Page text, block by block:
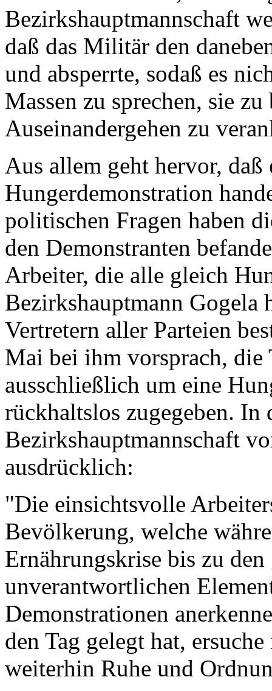
Bezirkshauptmannschaft
daß das Militär den
und absperrte, sodaß es
Massen zu sprechen, sie
Auseinandergehen zu
Aus allem geht hervor, daß
Hungerdemonstration
politischen Fragen haben
den Demonstranten
Arbeiter, die alle gleich
Bezirkshauptmann Gogela
Vertretern aller Parteien
Mai bei ihm vorsprach, die
ausschließlich um eine
rückhaltslos zugegeben. In
Bezirkshauptmannschaft
ausdrücklich:
"Die einsichtsvolle
Bevölkerung, welche
Ernährungskrise bis zu
unverantwortlichen
Demonstrationen
den Tag gelegt hat,
weiterhin Ruhe und